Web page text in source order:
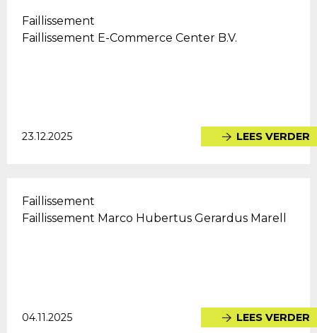
Faillissement
Faillissement E-Commerce Center B.V.
23.12.2025 LEES VERDER
Faillissement
Faillissement Marco Hubertus Gerardus Marell
04.11.2025 LEES VERDER